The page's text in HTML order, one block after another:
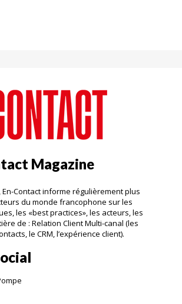
Magazine
En-Contact informe régulièrement plus
du monde francophone sur les
les «best practices», les acteurs, les
de : Relation Client Multi-canal (les
le CRM, l’expérience client).